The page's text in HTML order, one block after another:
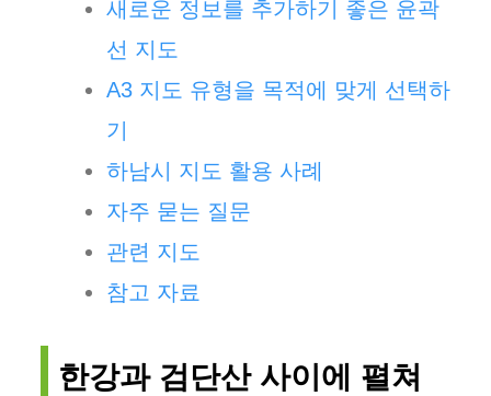
새로운 정보를 추가하기 좋은 윤곽
선 지도
A3 지도 유형을 목적에 맞게 선택하
기
하남시 지도 활용 사례
자주 묻는 질문
관련 지도
참고 자료
한강과 검단산 사이에 펼쳐